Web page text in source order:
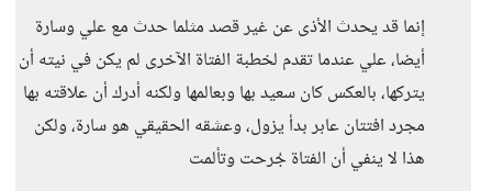
إنما قد يحدث الأذى عن غير قصد مثلما حدث مع علي وسارة
أيضا، علي عندما تقدم لخطبة الفتاة الآخرى لم يكن في نيته أن
يتركها، بالعكس كان سعيد بها وبعالمها ولكنه أدرك أن علاقته بها
مجرد افتتان عابر بدأ يزول، وعشقه الحقيقي هو سارة، ولكن
هذا لا ينفي أن الفتاة جُرحت وتألمت